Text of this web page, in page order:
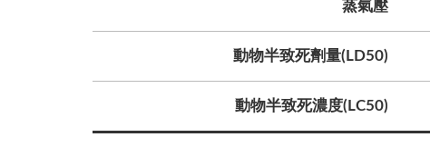
蒸氣壓
動物半致死劑量(LD50)
動物半致死濃度(LC50)